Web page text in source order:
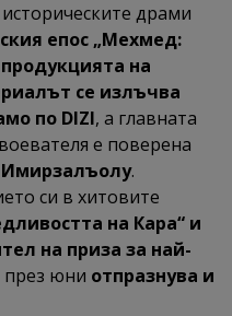
драми
епос „Мехмед:
на
се излъчва
по DIZI, а главната
е поверена
Имирзалъолу.
си в хитовите
на Кара“ и
на приза за най-
през юни отпразнува и